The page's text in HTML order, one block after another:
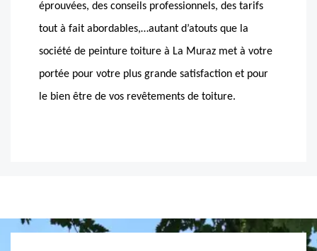
éprouvées, des conseils professionnels, des tarifs
tout à fait abordables,…autant d’atouts que la
société de peinture toiture à La Muraz met à votre
portée pour votre plus grande satisfaction et pour
le bien être de vos revêtements de toiture.